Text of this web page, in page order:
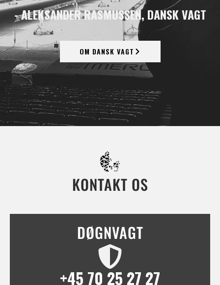
- ALEKSANDER RASMUSSEN, DANSK VAGT
OM DANSK VAGT
KONTAKT OS
DØGNVAGT
+45 70 25 27 27